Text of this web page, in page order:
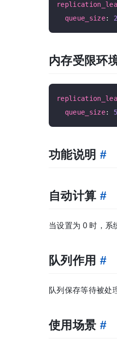
queue_size:
内存受限环
queue_size:
功能说明 #
自动计算 #
当设置为 0 时，系
队列作用 #
队列保存等待被处
使用场景 #